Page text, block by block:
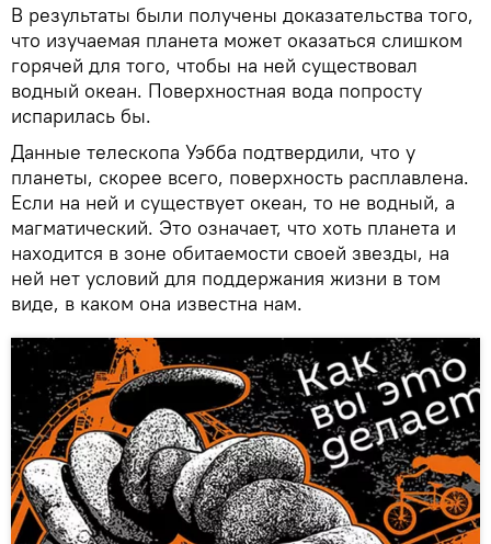
В результаты были получены доказательства того,
что изучаемая планета может оказаться слишком
горячей для того, чтобы на ней существовал
водный океан. Поверхностная вода попросту
испарилась бы.
Данные телескопа Уэбба подтвердили, что у
планеты, скорее всего, поверхность расплавлена.
Если на ней и существует океан, то не водный, а
магматический. Это означает, что хоть планета и
находится в зоне обитаемости своей звезды, на
ней нет условий для поддержания жизни в том
виде, в каком она известна нам.